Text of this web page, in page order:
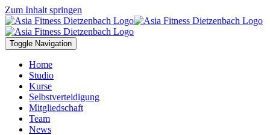
Zum Inhalt springen
Toggle Navigation
Home
Studio
Kurse
Selbstverteidigung
Mitgliedschaft
Team
News